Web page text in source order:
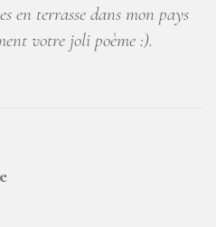
en terrasse dans mon pays
votre joli poème :).